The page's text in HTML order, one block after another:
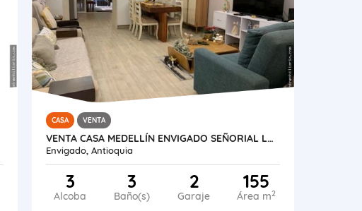
CASA VENTA
VENTA CASA MEDELLÍN ENVIGADO SEÑORIAL LOMA DE LA CUENCA
Envigado, Antioquia
3
Alcoba
3
Baño(s)
2
Garaje
155
Área m2